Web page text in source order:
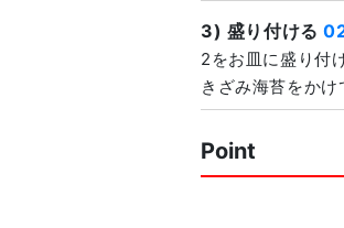
3) 盛り付ける
2をお皿に盛り付
きざみ海苔をかけ
Point